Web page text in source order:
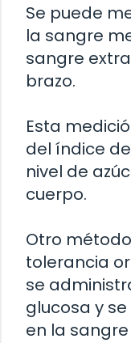
Se puede
la sangre
sangre
brazo.
Esta
del índice
nivel de
cuerpo.
Otro
tolerancia
se
glucosa y
en la